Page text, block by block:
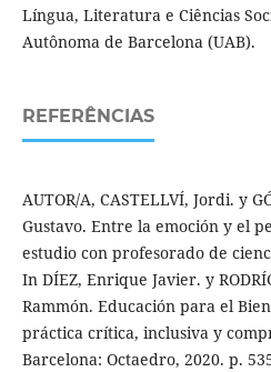
Língua, Literatura e Ciências
Autônoma de Barcelona (UAB).
REFERÊNCIAS
AUTOR/A, CASTELLVÍ, Jordi. y
Gustavo. Entre la emoción y el
estudio con profesorado de
In DÍEZ, Enrique Javier. y
Rammón. Educación para el
práctica crítica, inclusiva y
Barcelona: Octaedro, 2020. p.